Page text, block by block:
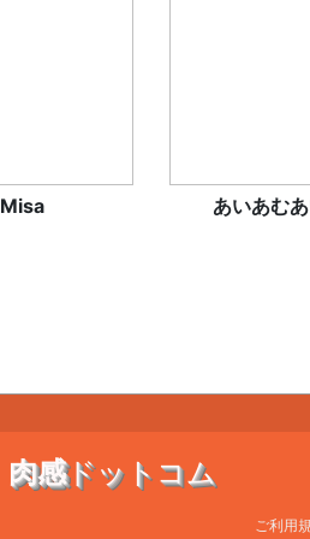
Misa あいあむ
肉感ドットコム
ご利用